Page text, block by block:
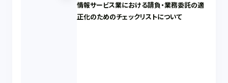
情報サービス業における請負・業務委託の適
正化のためのチェックリストについて